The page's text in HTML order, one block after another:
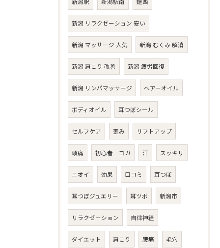
新潟 リラクゼーション 安い
新潟 マッサージ 人気 新潟 むくみ 解消
新潟 肩こり 改善 新潟 疲労回復
新潟 リンパマッサージ ヘアーオイル
ボディオイル 耳つぼシール
セルフケア 歪み リフトアップ
頭痛 初心者 ヨガ 汗 スッキリ
ニオイ 効果 口コミ 耳つぼ
耳つぼジュエリー 耳ツボ 新潟市
リラクゼーション 自律神経
ダイエット 肩こり 腰痛 毛穴